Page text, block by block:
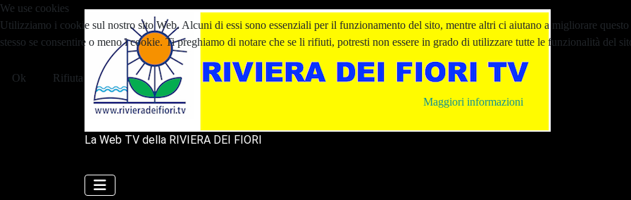
La Web TV della RIVIERA DEI FIORI
We use cookies
Utilizziamo i cookie sul nostro sito Web. Alcuni di essi sono essenziali per il funzionamento del sito, mentre altri ci aiutano a migliorare
stesso se consentire o meno i cookie. Ti preghiamo di notare che se li rifiuti, potresti non essere in grado di utilizzare tutte le funzionalità del
Ok Rifiuta
Maggiori informazioni